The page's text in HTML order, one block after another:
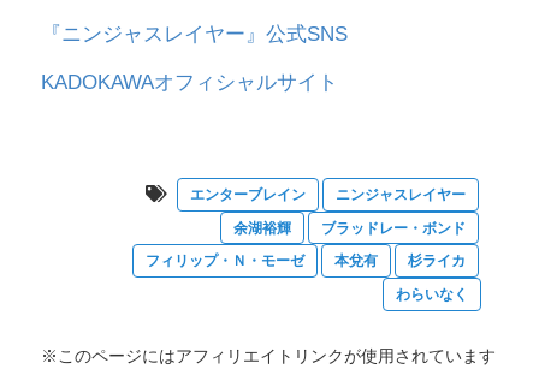
『ニンジャスレイヤー』公式SNS
KADOKAWAオフィシャルサイト
エンターブレイン
ニンジャスレイヤー
余湖裕輝
ブラッドレー・ボンド
フィリップ・Ｎ・モーゼ
本兌有
杉ライカ
わらいなく
※このページにはアフィリエイトリンクが使用されています